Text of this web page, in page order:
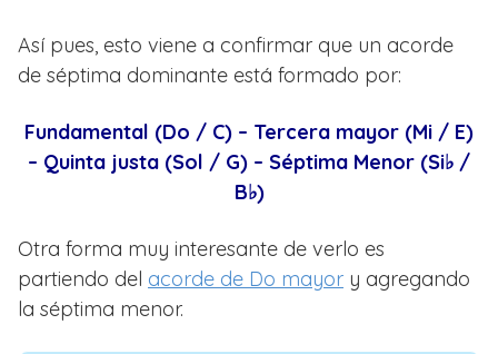
Así pues, esto viene a confirmar que un acorde
de séptima dominante está formado por:
Fundamental (Do / C) – Tercera mayor (Mi / E)
– Quinta justa (Sol / G) – Séptima Menor (Si♭ /
B♭)
Otra forma muy interesante de verlo es
partiendo del acorde de Do mayor y agregando
la séptima menor.